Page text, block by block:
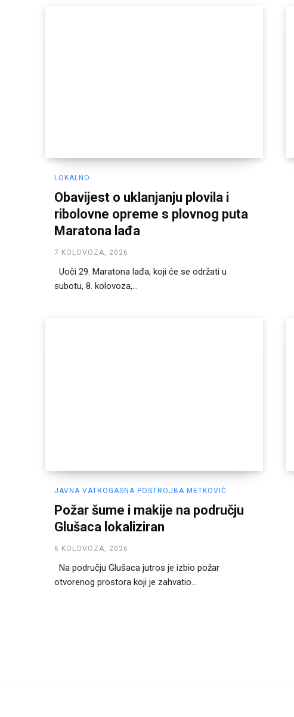
LOKALNO
Obavijest o uklanjanju plovila i
ribolovne opreme s plovnog puta
Maratona lađa
7 KOLOVOZA, 2026
Uoči 29. Maratona lađa, koji će se održati u
subotu, 8. kolovoza,...
JAVNA VATROGASNA POSTROJBA METKOVIĆ
Požar šume i makije na području
Glušaca lokaliziran
6 KOLOVOZA, 2026
Na području Glušaca jutros je izbio požar
otvorenog prostora koji je zahvatio...